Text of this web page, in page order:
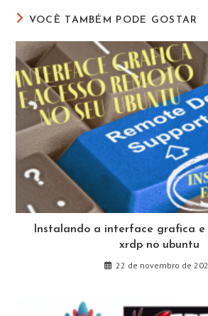
VOCÊ TAMBÉM PODE GOSTAR
Instalando a interface grafica e
xrdp no ubuntu
22 de novembro de